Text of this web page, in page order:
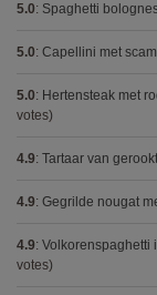
5.0: Spaghetti
5.0: Capellini met
5.0: Hertensteak met
votes)
4.9: Tartaar van
4.9: Gegrilde nougat
4.9: Volkorenspaghetti
votes)